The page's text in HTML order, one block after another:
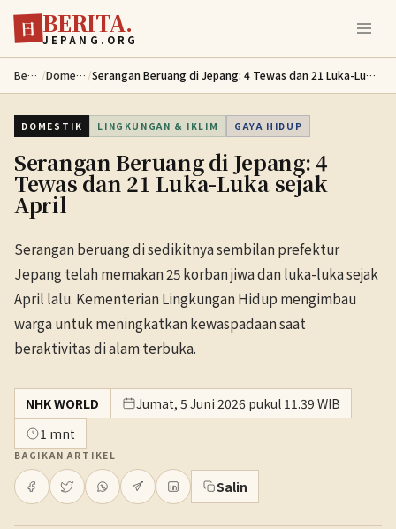
Lewati ke konten utama
日 BERITA.
JEPANG.ORG
Berita / Domestik / Serangan Beruang di Jepang: 4 Tewas dan 21 Luka-Luka sejak April
DOMESTIK LINGKUNGAN & IKLIM GAYA HIDUP
Serangan Beruang di Jepang: 4
Tewas dan 21 Luka-Luka sejak
April
Serangan beruang di sedikitnya sembilan prefektur
Jepang telah memakan 25 korban jiwa dan luka-luka sejak
April lalu. Kementerian Lingkungan Hidup mengimbau
warga untuk meningkatkan kewaspadaan saat
beraktivitas di alam terbuka.
NHK WORLD
Jumat, 5 Juni 2026 pukul 11.39 WIB
1 mnt
BAGIKAN ARTIKEL
Salin